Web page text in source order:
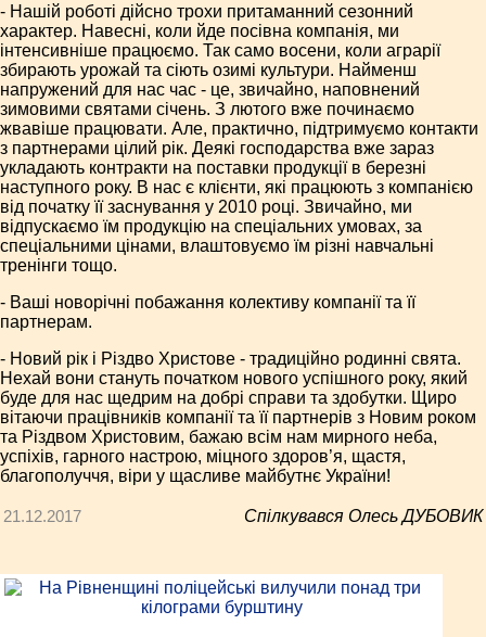
- Нашій роботі дійсно трохи притаманний сезонний
характер. Навесні, коли йде посівна компанія, ми
інтенсивніше працюємо. Так само восени, коли аграрії
збирають урожай та сіють озимі культури. Найменш
напружений для нас час - це, звичайно, наповнений
зимовими святами січень. З лютого вже починаємо
жвавіше працювати. Але, практично, підтримуємо контакти
з партнерами цілий рік. Деякі господарства вже зараз
укладають контракти на поставки продукції в березні
наступного року. В нас є клієнти, які працюють з компанією
від початку її заснування у 2010 році. Звичайно, ми
відпускаємо їм продукцію на спеціальних умовах, за
спеціальними цінами, влаштовуємо їм різні навчальні
тренінги тощо.
- Ваші новорічні побажання колективу компанії та її
партнерам.
- Новий рік і Різдво Христове - традиційно родинні свята.
Нехай вони стануть початком нового успішного року, який
буде для нас щедрим на добрі справи та здобутки. Щиро
вітаючи працівників компанії та її партнерів з Новим роком
та Різдвом Христовим, бажаю всім нам мирного неба,
успіхів, гарного настрою, міцного здоров’я, щастя,
благополуччя, віри у щасливе майбутнє України!
21.12.2017 Спілкувався Олесь ДУБОВИК